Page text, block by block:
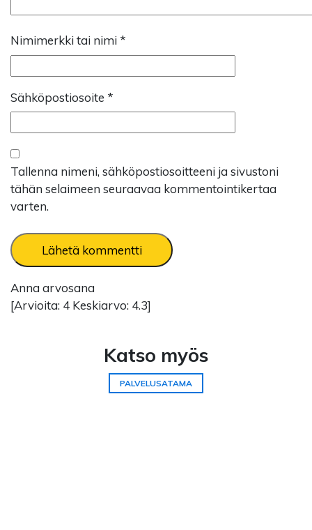
Nimimerkki tai nimi *
Sähköpostiosoite *
Tallenna nimeni, sähköpostiosoitteeni ja sivustoni
tähän selaimeen seuraavaa kommentointikertaa
varten.
Anna arvosana
[Arvioita: 4 Keskiarvo: 4.3]
Katso myös
PALVELUSATAMA